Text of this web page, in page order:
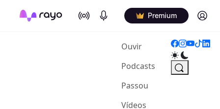
On Air Podcasts Premium Log in
Ouvir(current)
Podcasts
Passou
Vídeos